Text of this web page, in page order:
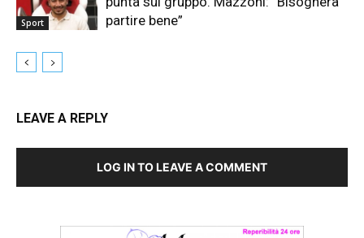
Sport
partire bene”
LEAVE A REPLY
LOG IN TO LEAVE A COMMENT